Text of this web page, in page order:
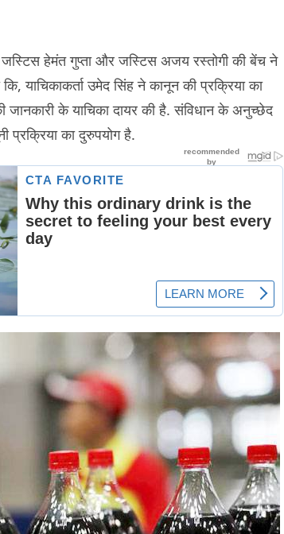
हेमंत गुप्ता और जस्टिस अजय रस्तोगी की बेंच ने
याचिकाकर्ता उमेद सिंह ने कानून की प्रक्रिया का
जानकारी के याचिका दायर की है. संविधान के अनुच्छेद
प्रक्रिया का दुरुपयोग है.